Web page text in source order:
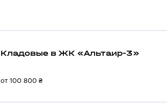
Кладовые в ЖК «Альтаир-3»
от 100 800 ₴